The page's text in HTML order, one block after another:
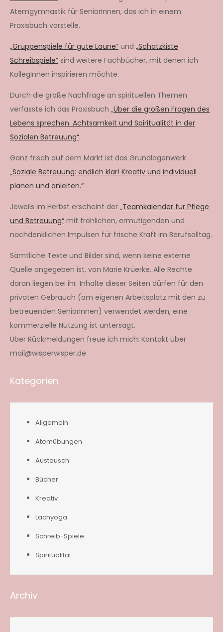
Atemgymnastik für SeniorInnen, das ich in einem
Praxisbuch vorstelle.
„Gruppenspiele für gute Laune“ und „Schatzkiste
Schreibspiele“ sind weitere Fachbücher, mit denen ich
KollegInnen inspirieren möchte.
Durch die große Nachfrage an spirituellen Themen
verfasste ich das Praxisbuch „Über die großen Fragen des
Lebens sprechen. Achtsamkeit und Spiritualität in der
Sozialen Betreuung“.
Ganz frisch auf dem Markt ist das Grundlagenwerk
„Soziale Betreuung: endlich klar! Kreativ und individuell
planen und anleiten.“
Jeweils im Herbst erscheint der „Teamkalender für Pflege
und Betreuung“ mit fröhlichen, ermutigenden und
nachdenklichen Impulsen für frische Kraft im Berufsalltag.
Sämtliche Texte und Bilder sind, wenn keine externe
Quelle angegeben ist, von Marie Krüerke. Alle Rechte
daran liegen bei ihr. Inhalte dieser Seiten dürfen für den
privaten Gebrauch (am eigenen Arbeitsplatz mit den zu
betreuenden SeniorInnen) verwendet werden, eine
kommerzielle Nutzung ist untersagt.
Über Rückmeldungen freue ich mich: Kontakt über
mail@wisperwisper.de
Kategorien
Allgemein
Atemübungen
Austausch
Bücher
Kreativ
Lachyoga
Schreib-Spiele
Spiritualität
Archiv